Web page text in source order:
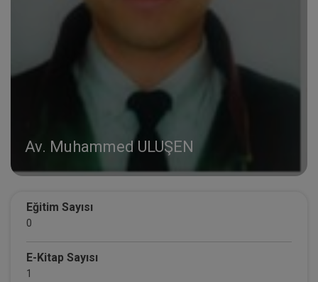
Av. Muhammed ULUŞEN
Eğitim Sayısı
0
E-Kitap Sayısı
1